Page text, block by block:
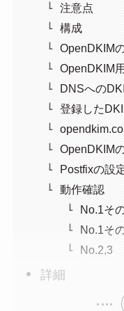
注意点
構成
OpenDKIM
OpenDKIM
DNSへの
登録した
OpenDKIM
Postfixの設
動作確認
No.1そ
No.1そ
No.2,3
詳細